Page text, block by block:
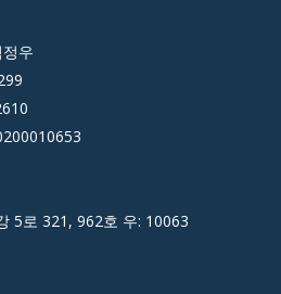
우
5로 321, 962호 우: 10063